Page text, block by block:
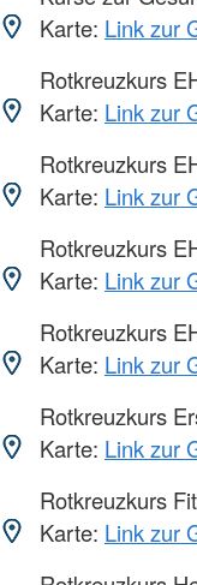
Karte: Link zur
Rotkreuzkurs
Karte: Link zur
Rotkreuzkurs
Karte: Link zur
Rotkreuzkurs
Karte: Link zur
Rotkreuzkurs
Karte: Link zur
Rotkreuzkurs
Karte: Link zur
Rotkreuzkurs
Karte: Link zur